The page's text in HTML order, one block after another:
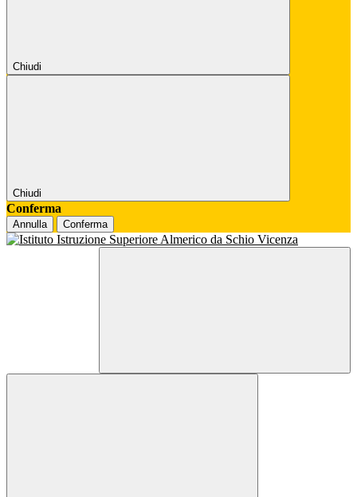
Chiudi
Chiudi
Conferma
Annulla Conferma